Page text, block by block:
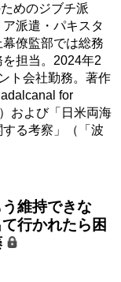
めのジブチ派
派遣・パキスタ
僚監部では総務
担当。2024年2
ト会社勤務。著作
for
および「日米両海
る考察」（「波
維持できな
行かれたら困